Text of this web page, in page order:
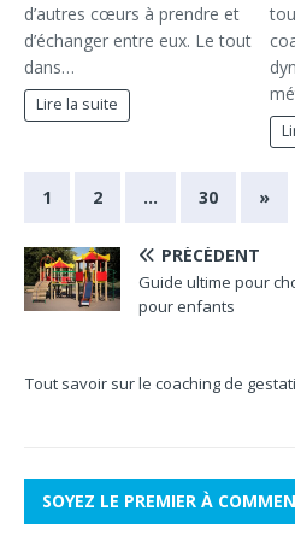
d’autres cœurs à prendre et
d’échanger entre eux. Le tout
dans…
Lire la suite
1 2 … 30 »
PRÉCÉDENT
Guide ultime pour
pour enfants
Tout savoir sur le coaching de
SOYEZ LE PREMIER À